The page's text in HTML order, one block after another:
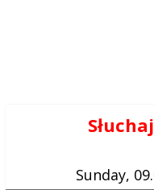
Sunday,